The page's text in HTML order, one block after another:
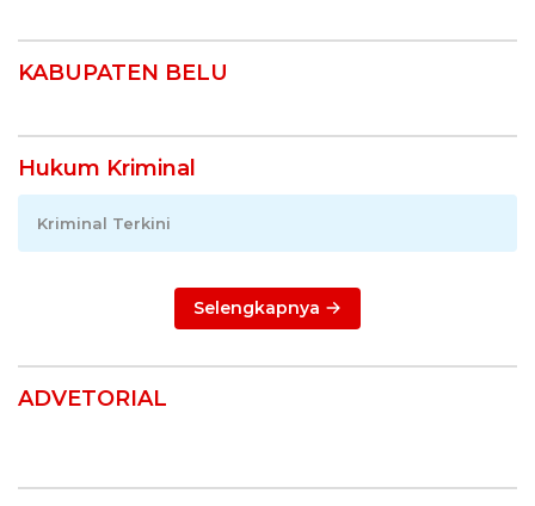
KABUPATEN BELU
Hukum Kriminal
Kriminal Terkini
Selengkapnya
ADVETORIAL